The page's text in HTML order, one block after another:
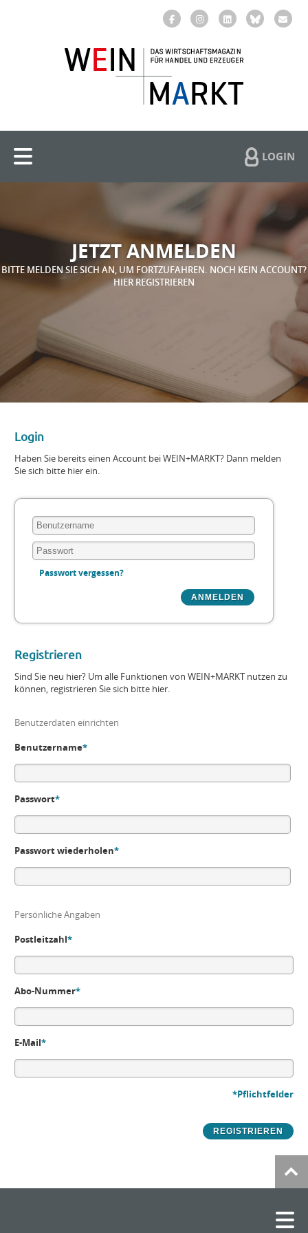
LOGIN
JETZT ANMELDEN
BITTE MELDEN SIE SICH AN, UM FORTZUFAHREN. NOCH KEIN ACCOUNT?
HIER REGISTRIEREN
Login
Haben Sie bereits einen Account bei WEIN+MARKT? Dann melden
Sie sich bitte hier ein.
Passwort vergessen?
Registrieren
Sind Sie neu hier? Um alle Funktionen von WEIN+MARKT nutzen zu
können, registrieren Sie sich bitte hier.
Benutzerdaten einrichten
Benutzername*
Passwort*
Passwort wiederholen*
Persönliche Angaben
Postleitzahl*
Abo-Nummer*
E-Mail*
*Pflichtfelder